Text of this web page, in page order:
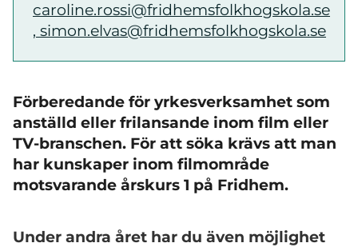
caroline.rossi@fridhemsfolkhogskola.se
, simon.elvas@fridhemsfolkhogskola.se
Förberedande för yrkesverksamhet som
anställd eller frilansande inom film eller
TV-branschen. För att söka krävs att man
har kunskaper inom filmområde
motsvarande årskurs 1 på Fridhem.
Under andra året har du även möjlighet